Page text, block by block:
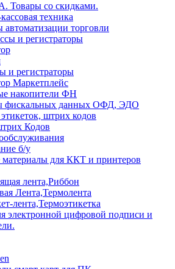
со скидками.
техника
торговли
и регистраторы
и регистраторы
Маркетплейс
накопители ФН
фискальных данных ОФД, ЭДО
штрих кодов
Кодов
б/у
материалы для ККТ и принтеров
лента,Риббон
Лента,Термолента
лента,Термоэтикетка
электронной цифровой подписи и